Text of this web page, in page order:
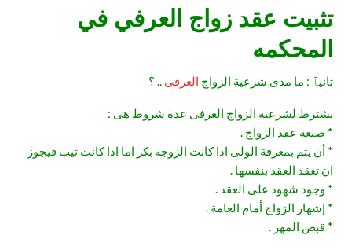
تثبيت عقد زواج العرفي في
المحكمه
ثانيٱ : ما مدى شرعية الزواج العرفى .. ؟
يشترط لشرعية الزواج العرفى عدة شروط هى :
* صيغة عقد الزواج .
* أن يتم بمعرفة الولى اذا كانت الزوجه بكر اما اذا كانت ثيب فيجوز
ان تغقد العقد بنفسها .
* وجود شهود على العقد .
* إشهار الزواج أمام العامة .
* قبض المهر .